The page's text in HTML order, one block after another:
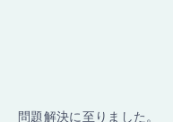
問題解決に至りました。